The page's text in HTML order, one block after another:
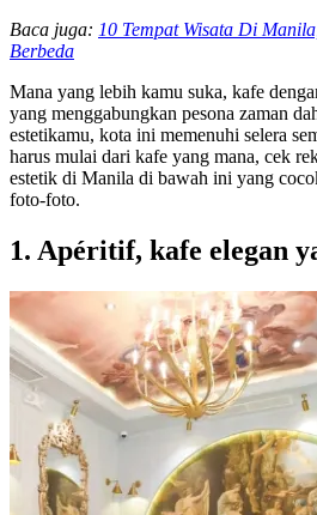
Baca juga: 10 Tempat Wisata Di
Berbeda
Mana yang lebih kamu suka, kafe
yang menggabungkan pesona zaman
estetikamu, kota ini memenuhi selera
harus mulai dari kafe yang mana, cek
estetik di Manila di bawah ini yang
foto-foto.
1. Apéritif, kafe elegan